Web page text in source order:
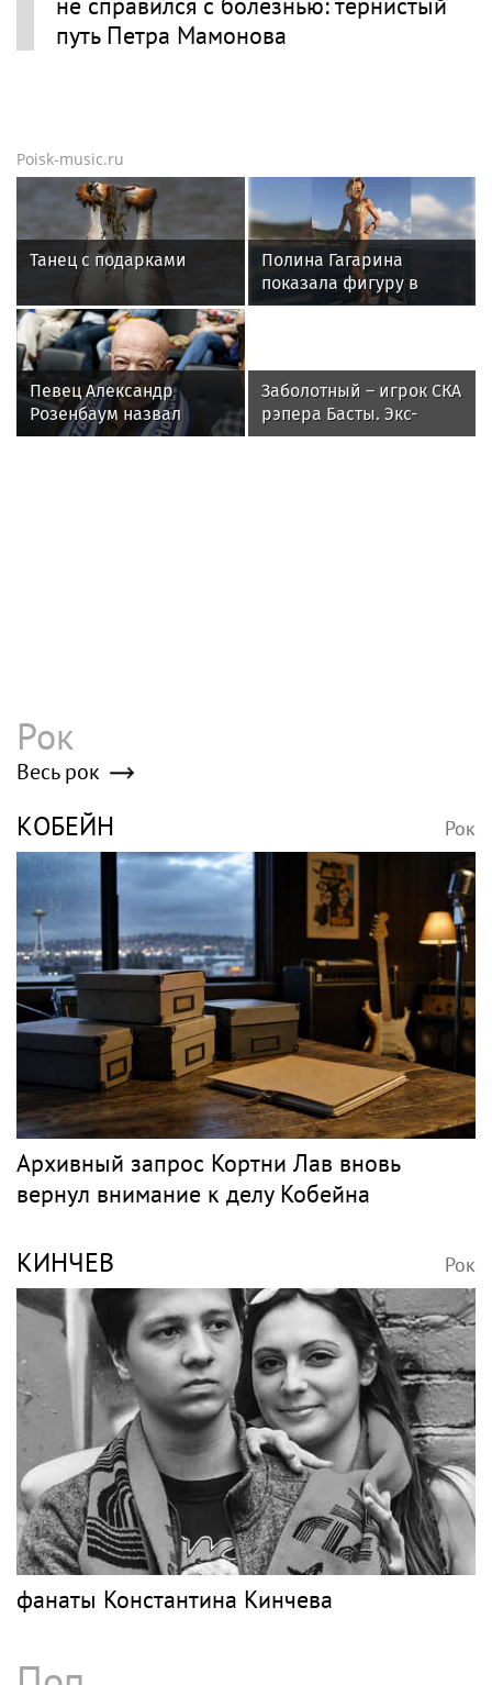
Петр Мамонов в новостях
"Четыре жизни Петра Мамонова"
покажут в кино
Poisk-music.ru
Танец с подарками
Полина Гагарина
показала фигуру в
бикини во время
прогулки на яхте в
Геленджике
Певец Александр
Розенбаум назвал
Любовь Орлову
настоящей звездой
Заболотный – игрок СКА
рэпера Басты. Экс-
форвард «Спартака»
будет получать 500
тысяч в месяц
Новости тенниса
Рок
Весь рок
КОБЕЙН Рок